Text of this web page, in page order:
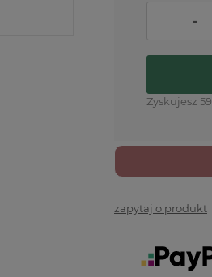
-
Zyskujesz 59
zapytaj o produkt